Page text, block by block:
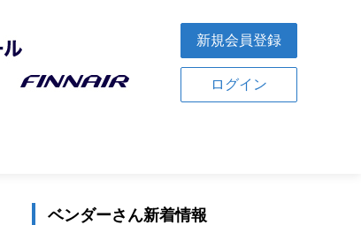
新規会員登録
ログイン
ベンダーさん新着情報